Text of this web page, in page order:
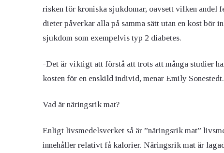
risken för kroniska sjukdomar, oavsett vilken andel
dieter påverkar alla på samma sätt utan en kost bör
sjukdom som exempelvis typ 2 diabetes.
-Det är viktigt att förstå att trots att många studier
kosten för en enskild individ, menar Emily Sonestedt.
Vad är näringsrik mat?
Enligt livsmedelsverket så är ”näringsrik mat”
innehåller relativt få kalorier. Näringsrik mat är